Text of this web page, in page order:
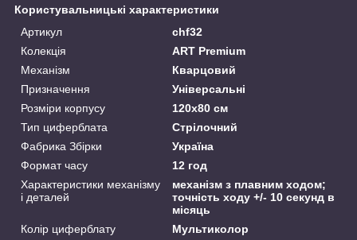
Користувальницькі характеристики
Артикул
chf32
Колекція
ART Premium
Механізм
Кварцовий
Призначення
Універсальні
Розміри корпусу
120x80 см
Тип циферблата
Стрілочний
Фабрика Збірки
Україна
Формат часу
12 год
Характеристики механізму
і деталей
механізм з плавним ходом;
точність ходу +/- 10 секунд в
місяць
Колір циферблату
Мультиколор